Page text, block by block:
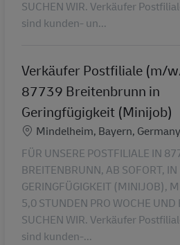
SUCHEN WIR. Verkäufer
sind kunden- un...
Verkäufer Postfiliale (m/
87739 Breitenbrunn in
Geringfügigkeit (Minijob)
Location
Mindelheim, Bayern, Germany
FÜR UNSERE POSTFILIALE IN
BREITENBRUNN, AB SOFORT, IN
GERINGFÜGIGKEIT (MINIJOB),
5,0 STUNDEN PRO WOCHE UND
SUCHEN WIR. Verkäufer
sind kunden-...